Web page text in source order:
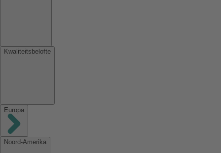
Kwaliteitsbelofte
Europa
Noord-Amerika